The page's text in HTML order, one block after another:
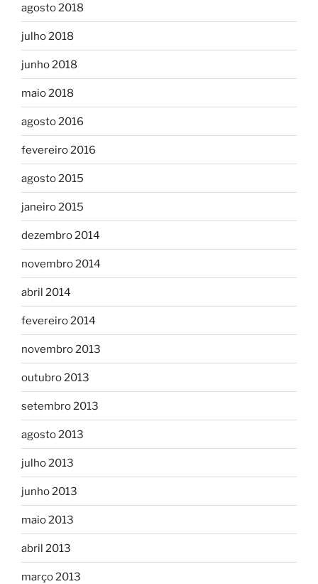
agosto 2018
julho 2018
junho 2018
maio 2018
agosto 2016
fevereiro 2016
agosto 2015
janeiro 2015
dezembro 2014
novembro 2014
abril 2014
fevereiro 2014
novembro 2013
outubro 2013
setembro 2013
agosto 2013
julho 2013
junho 2013
maio 2013
abril 2013
março 2013